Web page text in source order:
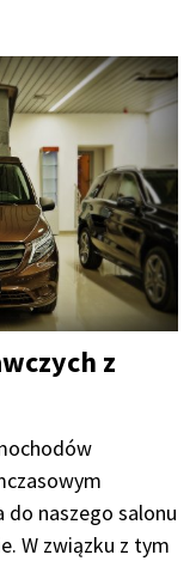
z
do naszego salonu
W związku z tym